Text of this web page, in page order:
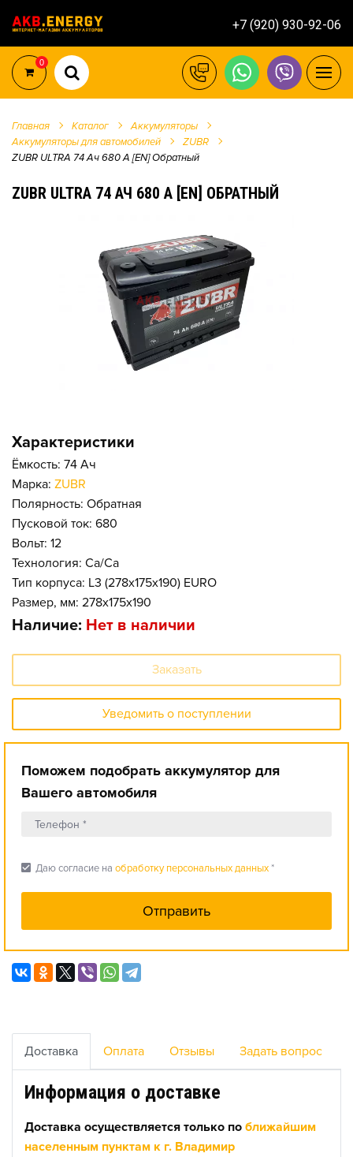
+7 (920) 930-92-06
0
Главная Каталог
Аккумуляторы
Аккумуляторы для автомобилей
ZUBR
ZUBR ULTRA 74 Ач 680 А [EN] Обратный
ZUBR ULTRA 74 АЧ 680 А [EN] ОБРАТНЫЙ
Характеристики
Ёмкость: 74 Ач
Марка: ZUBR
Полярность: Обратная
Пусковой ток: 680
Вольт: 12
Технология: Ca/Ca
Тип корпуса: L3 (278x175x190) EURO
Размер, мм: 278x175x190
Наличие: Нет в наличии
Заказать
Уведомить о поступлении
Поможем подобрать аккумулятор для
Вашего автомобиля
check_box Даю согласие на обработку персональных данных*
Доставка Оплата Отзывы Задать вопрос
Информация о доставке
Доставка осуществляется только по ближайшим
населенным пунктам к г. Владимир